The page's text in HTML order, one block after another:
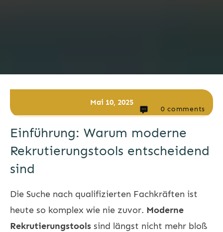
Mai 10, 2025
0 comments
Einführung: Warum moderne
Rekrutierungstools entscheidend
sind
Die Suche nach qualifizierten Fachkräften ist
heute so komplex wie nie zuvor. Moderne
Rekrutierungstools sind längst nicht mehr bloß